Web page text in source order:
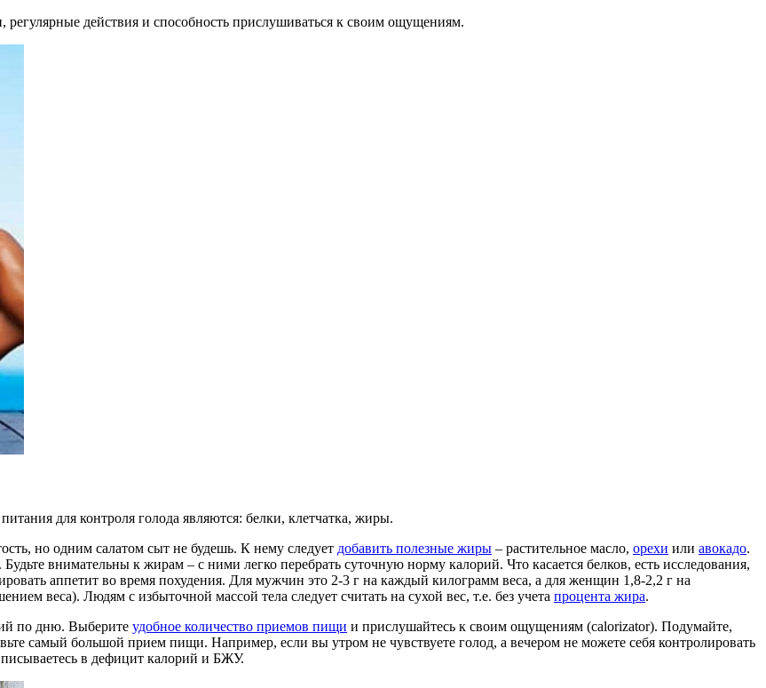
регулярные действия и способность прислушиваться к своим ощущениям.
для контроля голода являются: белки, клетчатка, жиры.
но одним салатом сыт не будешь. К нему следует добавить полезные жиры – растительное масло, орехи или авокадо.
внимательны к жирам – с ними легко перебрать суточную норму калорий. Что касается белков, есть исследования,
аппетит во время похудения. Для мужчин это 2-3 г на каждый килограмм веса, а для женщин 1,8-2,2 г на
веса). Людям с избыточной массой тела следует считать на сухой вес, т.е. без учета процента жира.
по дню. Выберите удобное количество приемов пищи и прислушайтесь к своим ощущениям (calorizator). Подумайте,
самый большой прием пищи. Например, если вы утром не чувствуете голод, а вечером не можете себя контролировать
в дефицит калорий и БЖУ.